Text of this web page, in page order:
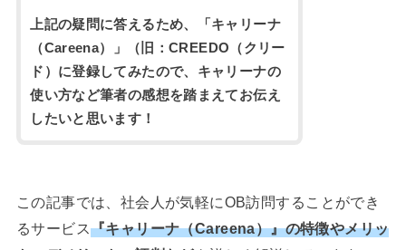
上記の疑問に答えるため、「キャリーナ
（Careena）」（旧：CREEDO（クリー
ド）に登録してみたので、キャリーナの
使い方など筆者の感想を踏まえてお伝え
したいと思います！
この記事では、社会人が気軽にOB訪問することができ
るサービス『キャリーナ（Careena）』の特徴やメリッ